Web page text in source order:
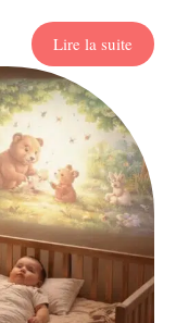
Lire la suite